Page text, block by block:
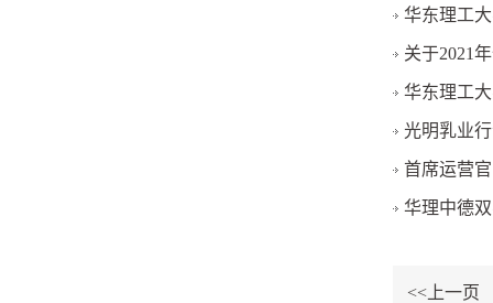
华东理工
关于2021
华东理工
光明乳业
首席运营
华理中德
<<上一页